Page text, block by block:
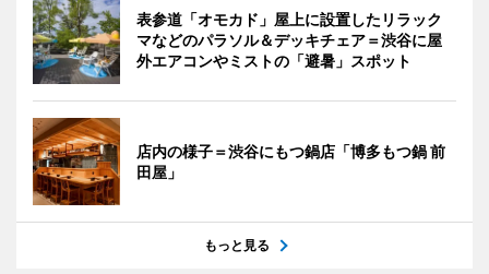
表参道「オモカド」屋上に設置したリラック
マなどのパラソル＆デッキチェア＝渋谷に屋
外エアコンやミストの「避暑」スポット
店内の様子＝渋谷にもつ鍋店「博多もつ鍋 前
田屋」
もっと見る